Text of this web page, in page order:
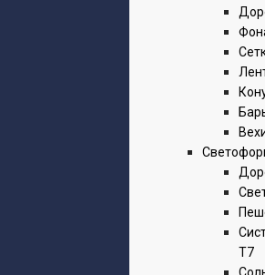
Т7